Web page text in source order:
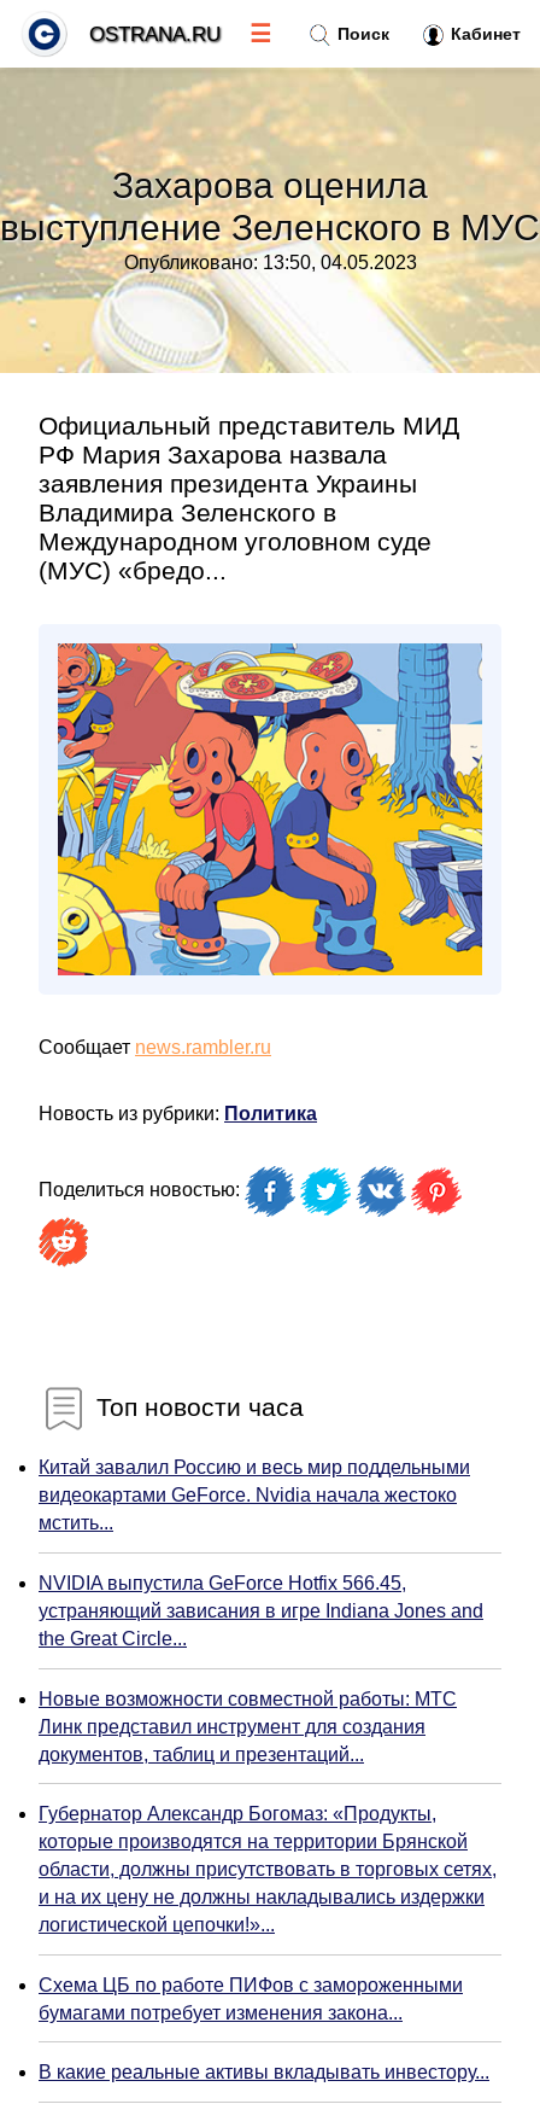
Захарова оценила
выступление Зеленского в МУС
Опубликовано: 13:50, 04.05.2023
Официальный представитель МИД
РФ Мария Захарова назвала
заявления президента Украины
Владимира Зеленского в
Международном уголовном суде
(МУС) «бредо...
Сообщает news.rambler.ru
Новость из рубрики: Политика
Поделиться новостью:
Топ новости часа
Китай завалил Россию и весь мир поддельными
видеокартами GeForce. Nvidia начала жестоко
мстить...
NVIDIA выпустила GeForce Hotfix 566.45,
устраняющий зависания в игре Indiana Jones and
the Great Circle...
Новые возможности совместной работы: МТС
Линк представил инструмент для создания
документов, таблиц и презентаций...
Губернатор Александр Богомаз: «Продукты,
которые производятся на территории Брянской
области, должны присутствовать в торговых сетях,
и на их цену не должны накладывались издержки
логистической цепочки!»...
Схема ЦБ по работе ПИФов с замороженными
бумагами потребует изменения закона...
В какие реальные активы вкладывать инвестору...
Поиск Кабинет
OSTRANA.RU ☰
Тренды новостей»
Рубрики»
Правила»
Контакт»